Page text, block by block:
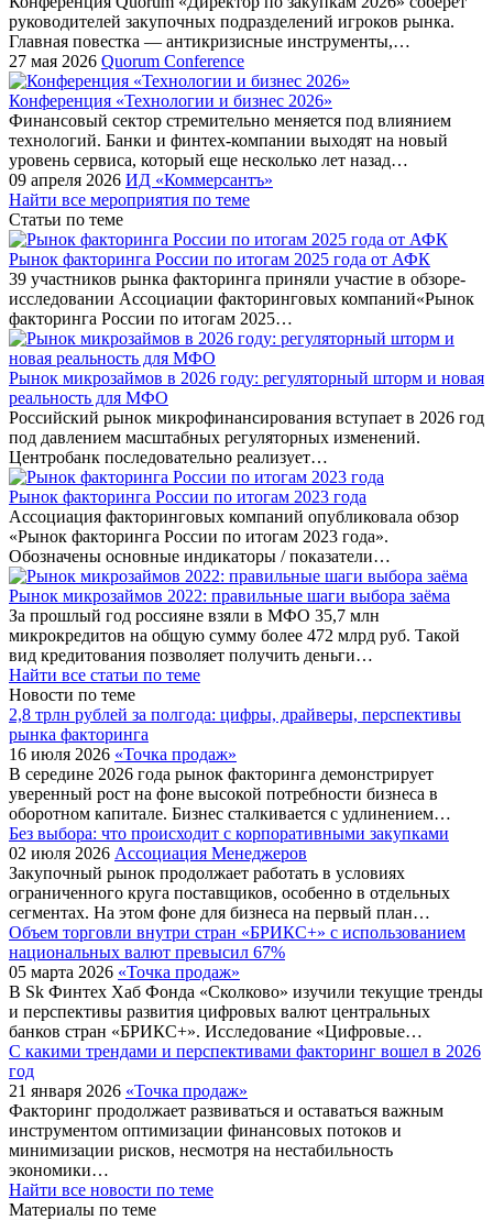
руководителей закупочных подразделений игроков рынка.
Главная повестка — антикризисные инструменты,…
27 мая 2026 Quorum Conference
Конференция «Технологии и бизнес 2026»
Финансовый сектор стремительно меняется под влиянием
технологий. Банки и финтех-компании выходят на новый
уровень сервиса, который еще несколько лет назад…
09 апреля 2026 ИД «Коммерсантъ»
Найти все мероприятия по теме
Статьи по теме
Рынок факторинга России по итогам 2025 года от АФК
39 участников рынка факторинга приняли участие в обзоре-
исследовании Ассоциации факторинговых компаний«Рынок
факторинга России по итогам 2025…
Рынок микрозаймов в 2026 году: регуляторный шторм и новая
реальность для МФО
Российский рынок микрофинансирования вступает в 2026 год
под давлением масштабных регуляторных изменений.
Центробанк последовательно реализует…
Рынок факторинга России по итогам 2023 года
Ассоциация факторинговых компаний опубликовала обзор
«Рынок факторинга России по итогам 2023 года».
Обозначены основные индикаторы / показатели…
Рынок микрозаймов 2022: правильные шаги выбора заёма
За прошлый год россияне взяли в МФО 35,7 млн
микрокредитов на общую сумму более 472 млрд руб. Такой
вид кредитования позволяет получить деньги…
Найти все статьи по теме
Новости по теме
2,8 трлн рублей за полгода: цифры, драйверы, перспективы
рынка факторинга
16 июля 2026 «Точка продаж»
В середине 2026 года рынок факторинга демонстрирует
уверенный рост на фоне высокой потребности бизнеса в
оборотном капитале. Бизнес сталкивается с удлинением…
Без выбора: что происходит с корпоративными закупками
02 июля 2026 Ассоциация Менеджеров
Закупочный рынок продолжает работать в условиях
ограниченного круга поставщиков, особенно в отдельных
сегментах. На этом фоне для бизнеса на первый план…
Объем торговли внутри стран «БРИКС+» с использованием
национальных валют превысил 67%
05 марта 2026 «Точка продаж»
В Sk Финтех Хаб Фонда «Сколково» изучили текущие тренды
и перспективы развития цифровых валют центральных
банков стран «БРИКС+». Исследование «Цифровые…
С какими трендами и перспективами факторинг вошел в 2026
год
21 января 2026 «Точка продаж»
Факторинг продолжает развиваться и оставаться важным
инструментом оптимизации финансовых потоков и
минимизации рисков, несмотря на нестабильность
экономики…
Найти все новости по теме
Материалы по теме